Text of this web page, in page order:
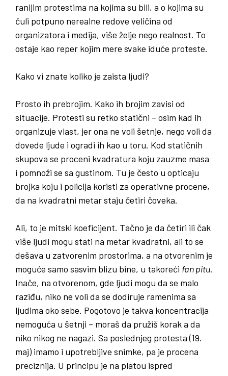
ranijim protestima na kojima su bili, a o kojima su
čuli potpuno nerealne redove veličina od
organizatora i medija, više želje nego realnost. To
ostaje kao reper kojim mere svake iduće proteste.
Kako vi znate koliko je zaista ljudi?
Prosto ih prebrojim. Kako ih brojim zavisi od
situacije. Protesti su retko statični – osim kad ih
organizuje vlast, jer ona ne voli šetnje, nego voli da
dovede ljude i ogradi ih kao u toru. Kod statičnih
skupova se proceni kvadratura koju zauzme masa
i pomnoži se sa gustinom. Tu je često u opticaju
brojka koju i policija koristi za operativne procene,
da na kvadratni metar staju četiri čoveka.
Ali, to je mitski koeficijent. Tačno je da četiri ili čak
više ljudi mogu stati na metar kvadratni, ali to se
dešava u zatvorenim prostorima, a na otvorenim je
moguće samo sasvim blizu bine, u takoreći fan pitu.
Inače, na otvorenom, gde ljudi mogu da se malo
raziđu, niko ne voli da se dodiruje ramenima sa
ljudima oko sebe. Pogotovo je takva koncentracija
nemoguća u šetnji – moraš da pružiš korak a da
niko nikog ne nagazi. Sa poslednjeg protesta (19.
maj) imamo i upotrebljive snimke, pa je procena
preciznija. U principu je na platou ispred